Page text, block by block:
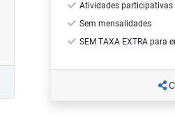
Atividades participativas
Sem mensalidades
SEM TAXA EXTRA para